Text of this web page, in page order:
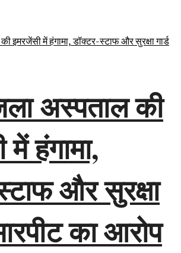
अस्पताल की
हंगामा,
और सुरक्षा
का आरोप